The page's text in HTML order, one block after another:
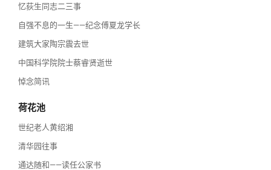
忆荻生同志二三事
自强不息的一生——纪念傅夏龙学长
建筑大家陶宗震去世
中国科学院院士蔡睿贤逝世
悼念简讯
荷花池
世纪老人黄绍湘
清华园往事
通达随和——读任公家书